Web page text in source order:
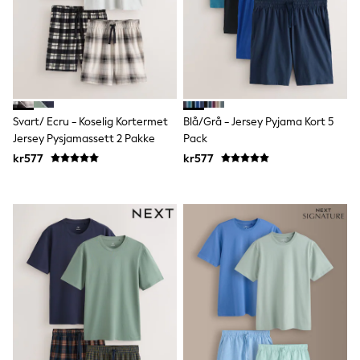
Hats
Denim Jackets
Raincoats
Waterproof
Shackets
Gilets
Fleeces
Teddy Borg
Shop all
Lilo & Stitch
Bluey
Disney
Peppa Pig
All Girls Sportwear
New In
Trainers
Hoodies & Sweatshirts
Leggings, Joggers & Shorts
Swim
Svart/ Ecru - Koselig Kortermet
Jersey Pysjamassett 2 Pakke
kr577
Blå/grå - Jersey Pyjama Kort 5
Pack
kr577